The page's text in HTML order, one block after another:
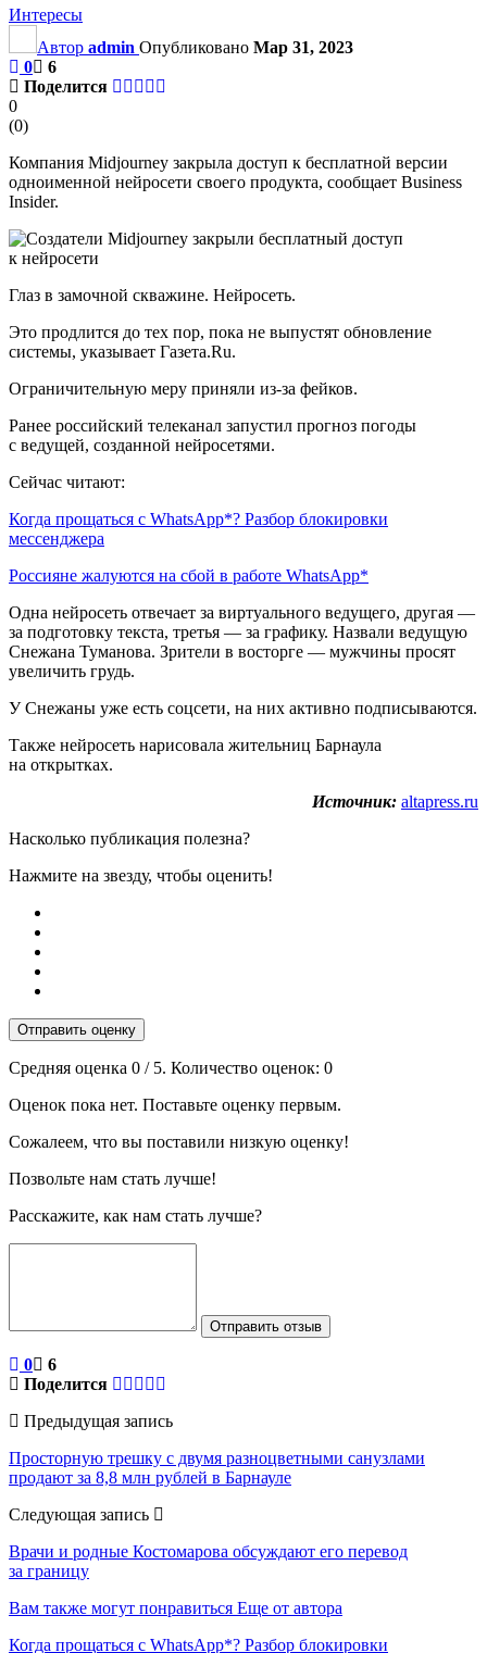
Интересы
Автор admin Опубликовано Мар 31, 2023
0
6
Поделится
0
(0)
Компания Midjourney закрыла доступ к бесплатной версии
одноименной нейросети своего продукта, сообщает Business
Insider.
Глаз в замочной скважине. Нейросеть.
Это продлится до тех пор, пока не выпустят обновление
системы, указывает Газета.Ru.
Ограничительную меру приняли из-за фейков.
Ранее российский телеканал запустил прогноз погоды
с ведущей, созданной нейросетями.
Сейчас читают:
Когда прощаться с WhatsApp*? Разбор блокировки
мессенджера
Россияне жалуются на сбой в работе WhatsApp*
Одна нейросеть отвечает за виртуального ведущего, другая —
за подготовку текста, третья — за графику. Назвали ведущую
Снежана Туманова. Зрители в восторге — мужчины просят
увеличить грудь.
У Снежаны уже есть соцсети, на них активно подписываются.
Также нейросеть нарисовала жительниц Барнаула
на открытках.
Источник: altapress.ru
Насколько публикация полезна?
Нажмите на звезду, чтобы оценить!
Отправить оценку
Средняя оценка 0 / 5. Количество оценок: 0
Оценок пока нет. Поставьте оценку первым.
Сожалеем, что вы поставили низкую оценку!
Позвольте нам стать лучше!
Расскажите, как нам стать лучше?
Отправить отзыв
0
6
Поделится
Предыдущая запись
Просторную трешку с двумя разноцветными санузлами
продают за 8,8 млн рублей в Барнауле
Следующая запись
Врачи и родные Костомарова обсуждают его перевод
за границу
Вам также могут понравиться Еще от автора
Когда прощаться с WhatsApp*? Разбор блокировки